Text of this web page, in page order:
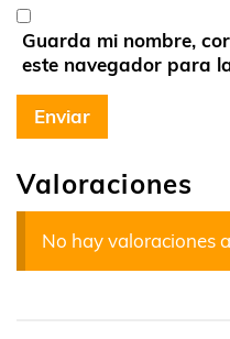
Valoraciones
No hay valoraciones
Guarda mi nombre,
este navegador para